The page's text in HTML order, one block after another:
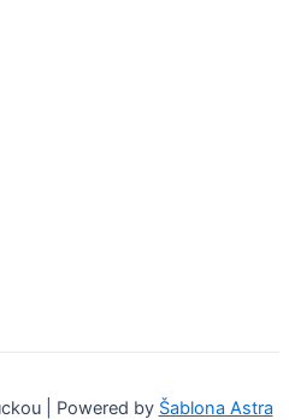
| Powered by Šablona Astra